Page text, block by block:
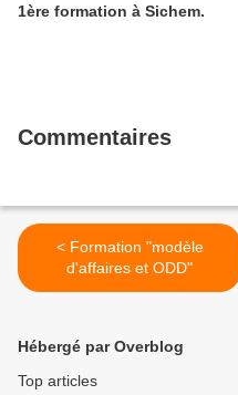
1ère formation à Sichem.
Commentaires
< Formation "modèle
d'affaires et ODD"
Hébergé par Overblog
Top articles